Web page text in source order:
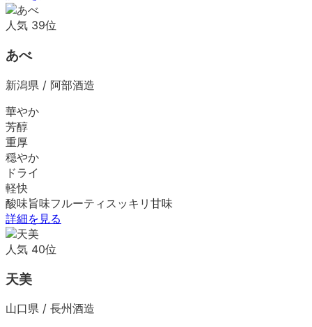
人気 39位
あべ
新潟県 / 阿部酒造
華やか
芳醇
重厚
穏やか
ドライ
軽快
酸味旨味フルーティ スッキリ 甘味
詳細を見る
人気 40位
天美
山口県 / 長州酒造